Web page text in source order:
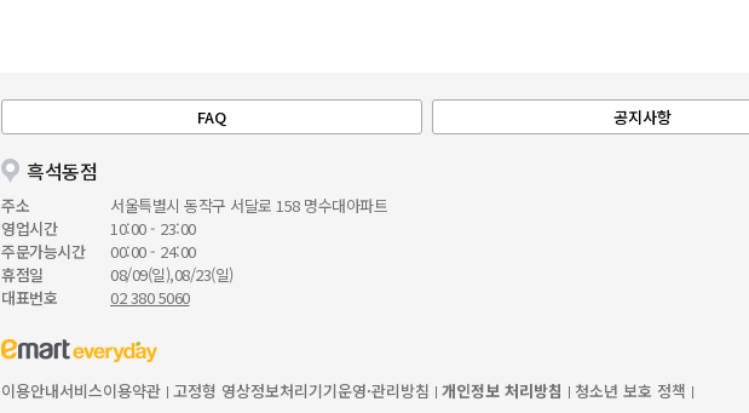
FAQ 공지사항
흑석동점
주소
서울특별시 동작구 서달로 158 명수대아파트
영업시간
10:00 - 23:00
주문가능시간
00:00 - 24:00
휴점일
08/09(일),08/23(일)
대표번호
02 380 5060
이용안내서비스이용약관 고정형 영상정보처리기기운영·관리방침 개인정보 처리방침
청소년 보호 정책